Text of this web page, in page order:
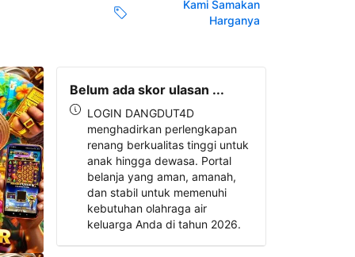
Kami Samakan
Harganya
Belum ada skor ulasan ...
LOGIN DANGDUT4D
menghadirkan perlengkapan
renang berkualitas tinggi untuk
anak hingga dewasa. Portal
belanja yang aman, amanah,
dan stabil untuk memenuhi
kebutuhan olahraga air
keluarga Anda di tahun 2026.